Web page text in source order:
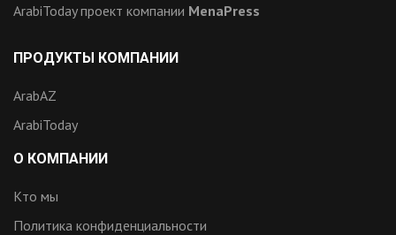
ArabiToday проект компании MenaPress
ПРОДУКТЫ КОМПАНИИ
ArabAZ
ArabiToday
О КОМПАНИИ
Кто мы
Политика конфиденциальности